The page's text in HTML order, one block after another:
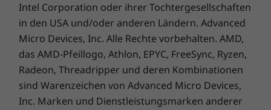
Intel Corporation oder ihrer Tochtergesellschaften
in den USA und/oder anderen Ländern. Advanced
Micro Devices, Inc. Alle Rechte vorbehalten. AMD,
das AMD-Pfeillogo, Athlon, EPYC, FreeSync, Ryzen,
Radeon, Threadripper und deren Kombinationen
sind Warenzeichen von Advanced Micro Devices,
Inc. Marken und Dienstleistungsmarken anderer